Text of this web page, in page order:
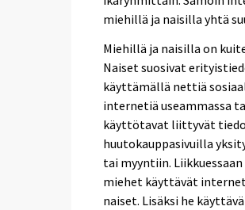
miehillä ja naisilla yhtä
Miehillä ja naisilla on
Naiset suosivat
käyttämällä nettiä
internetiä useammassa
käyttötavat liittyvät
huutokauppasivuilla
tai myyntiin.
miehet käyttävät
naiset. Lisäksi he